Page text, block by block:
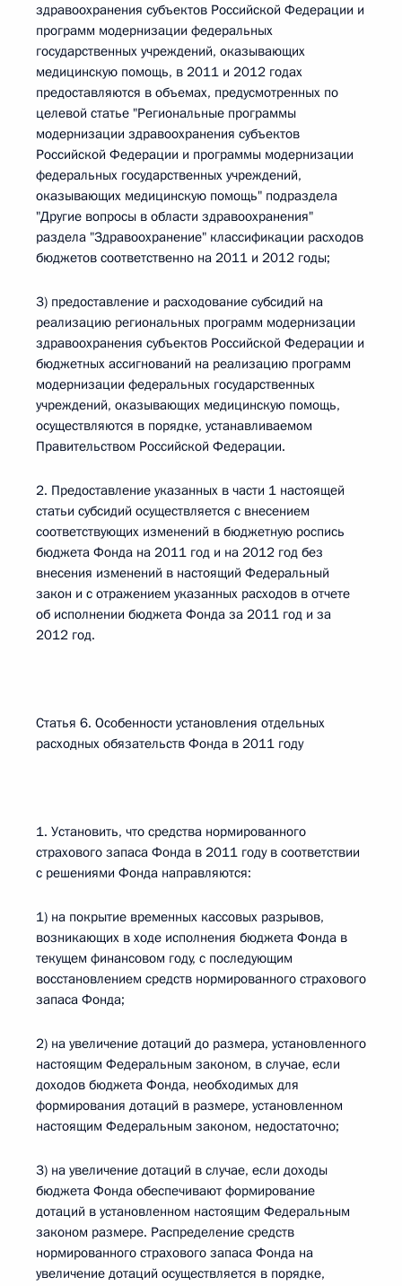
здравоохранения субъектов Российской Федерации и
программ модернизации федеральных
государственных учреждений, оказывающих
медицинскую помощь, в 2011 и 2012 годах
предоставляются в объемах, предусмотренных по
целевой статье "Региональные программы
модернизации здравоохранения субъектов
Российской Федерации и программы модернизации
федеральных государственных учреждений,
оказывающих медицинскую помощь" подраздела
"Другие вопросы в области здравоохранения"
раздела "Здравоохранение" классификации расходов
бюджетов соответственно на 2011 и 2012 годы;
3) предоставление и расходование субсидий на
реализацию региональных программ модернизации
здравоохранения субъектов Российской Федерации и
бюджетных ассигнований на реализацию программ
модернизации федеральных государственных
учреждений, оказывающих медицинскую помощь,
осуществляются в порядке, устанавливаемом
Правительством Российской Федерации.
2. Предоставление указанных в части 1 настоящей
статьи субсидий осуществляется с внесением
соответствующих изменений в бюджетную роспись
бюджета Фонда на 2011 год и на 2012 год без
внесения изменений в настоящий Федеральный
закон и с отражением указанных расходов в отчете
об исполнении бюджета Фонда за 2011 год и за
2012 год.
Статья 6. Особенности установления отдельных
расходных обязательств Фонда в 2011 году
1. Установить, что средства нормированного
страхового запаса Фонда в 2011 году в соответствии
с решениями Фонда направляются:
1) на покрытие временных кассовых разрывов,
возникающих в ходе исполнения бюджета Фонда в
текущем финансовом году, с последующим
восстановлением средств нормированного страхового
запаса Фонда;
2) на увеличение дотаций до размера, установленного
настоящим Федеральным законом, в случае, если
доходов бюджета Фонда, необходимых для
формирования дотаций в размере, установленном
настоящим Федеральным законом, недостаточно;
3) на увеличение дотаций в случае, если доходы
бюджета Фонда обеспечивают формирование
дотаций в установленном настоящим Федеральным
законом размере. Распределение средств
нормированного страхового запаса Фонда на
увеличение дотаций осуществляется в порядке,